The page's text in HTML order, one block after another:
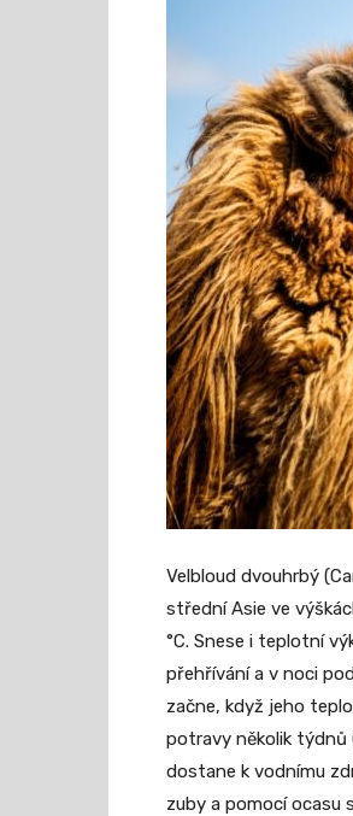
Velbloud dvouhrbý
střední Asie ve
°C. Snese i teplotní
přehřívání a v noci
začne, když jeho
potravy několik týdnů
dostane k vodnímu
zuby a pomocí ocasu